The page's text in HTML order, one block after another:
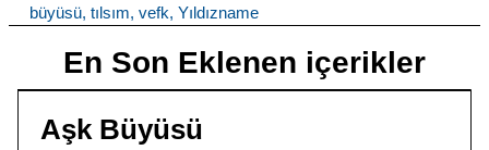
büyüsü, tılsım, vefk, Yıldızname
En Son Eklenen içerikler
Aşk Büyüsü